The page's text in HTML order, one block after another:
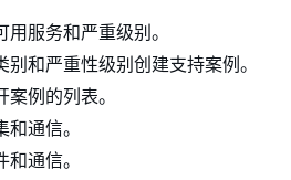
服务和严重级别。
和严重性级别创建支持案例。
例的列表。
通信。
通信。